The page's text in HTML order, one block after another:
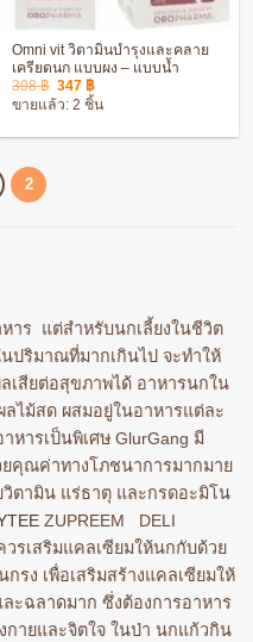
Omni vit วิตามินบำรุงและคลาย
เครียดนก แบบผง – แบบน้ำ
398฿ Original
price
was:
347 ฿Current
price
is:
ขายแล้ว: 2 ชิ้น
2
าร แต่สำหรับนกเลี้ยงในชีวิต
ปริมาณที่มากเกินไป จะทำให้
เสียต่อสุขภาพได้ อาหารนกใน
ลไม้สด ผสมอยู่ในอาหารแต่ละ
ารเป็นพิเศษ GlurGang มี
คุณค่าทางโภชนาการมากมาย
ตามิน แร่ธาตุ และกรดอะมิโน
ZUPREEM DELI
วรเสริมแคลเซียมให้นกกับด้วย
รง เพื่อเสริมสร้างแคลเซียมให้
ะฉลาดมาก ซึ่งต้องการอาหาร
ายและจิตใจ ในป่า นกแก้วกิน